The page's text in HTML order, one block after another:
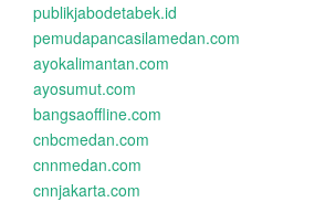
publikjabodetabek.id
pemudapancasilamedan.com
ayokalimantan.com
ayosumut.com
bangsaoffline.com
cnbcmedan.com
cnnmedan.com
cnnjakarta.com